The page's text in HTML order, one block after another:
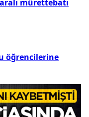
mürettebatı
öğrencilerine